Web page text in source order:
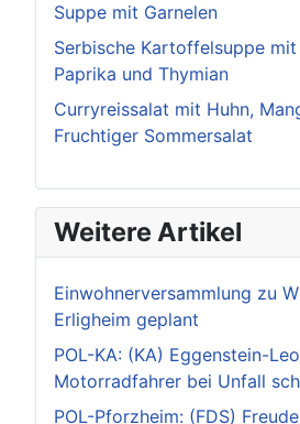
Suppe mit Garnelen
Serbische Kartoffelsuppe mit
Paprika und Thymian
Curryreissalat mit Huhn,
Fruchtiger Sommersalat
Weitere Artikel
Einwohnerversammlung zu
Erligheim geplant
POL-KA: (KA) Eggenstein-
Motorradfahrer bei Unfall
POL-Pforzheim: (FDS)